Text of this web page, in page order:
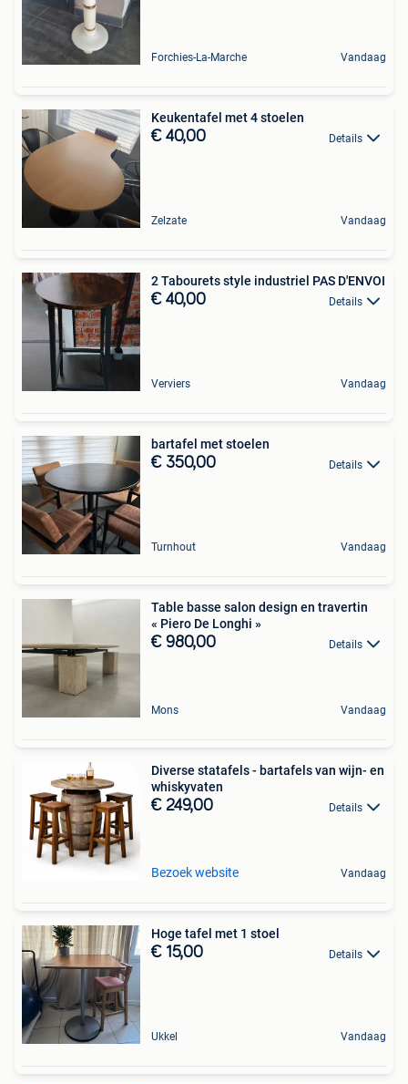
Forchies-La-Marche Vandaag
Keukentafel met 4 stoelen
€ 40,00 Details
Zelzate Vandaag
2 Tabourets style industriel PAS D'ENVOI
€ 40,00 Details
Verviers Vandaag
bartafel met stoelen
€ 350,00 Details
Turnhout Vandaag
Table basse salon design en travertin
« Piero De Longhi »
€ 980,00 Details
Mons Vandaag
Diverse statafels - bartafels van wijn- en
whiskyvaten
€ 249,00 Details
Bezoek website Vandaag
Hoge tafel met 1 stoel
€ 15,00 Details
Ukkel Vandaag